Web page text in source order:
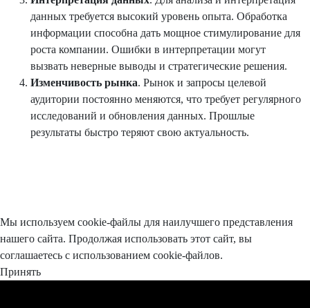
данных требуется высокий уровень опыта. Обработка
информации способна дать мощное стимулирование для
роста компании. Ошибки в интерпретации могут
вызвать неверные выводы и стратегические решения.
Изменчивость рынка. Рынок и запросы целевой
аудитории постоянно меняются, что требует регулярного
исследований и обновления данных. Прошлые
результаты быстро теряют свою актуальность.
Мы используем cookie-файлы для наилучшего представления
нашего сайта. Продолжая использовать этот сайт, вы
соглашаетесь с использованием cookie-файлов.
Принять